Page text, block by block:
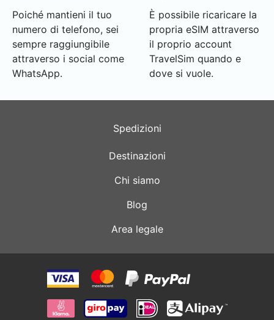
Poiché mantieni il tuo
numero di telefono, sei
sempre raggiungibile
attraverso i social come
WhatsApp.
È possibile ricaricare la
propria eSIM attraverso
il proprio account
TravelSim quando e
dove si vuole.
Spedizioni
Destinazioni
Chi siamo
Blog
Area legale